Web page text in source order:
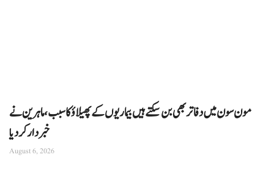
مون سون میں دفاتر بھی بن سکتے ہیں بیماریوں کے پھیلاؤ کا سبب، ماہرین نے
خبردار کر دیا
August 6, 2026